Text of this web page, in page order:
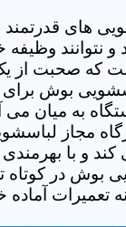
های
نتوانند وظیفه
که صحبت
بوش
به میان
مجاز
و با
بوش در کوتاه
تعمیرات